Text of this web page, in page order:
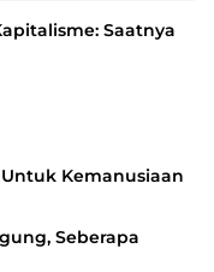
Saatnya
Kemanusiaan
Seberapa